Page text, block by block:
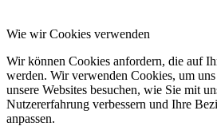
Wie wir Cookies verwenden
Wir können Cookies anfordern, die auf
werden. Wir verwenden Cookies, um
unsere Websites besuchen, wie Sie mit
Nutzererfahrung verbessern und Ihre
anpassen.